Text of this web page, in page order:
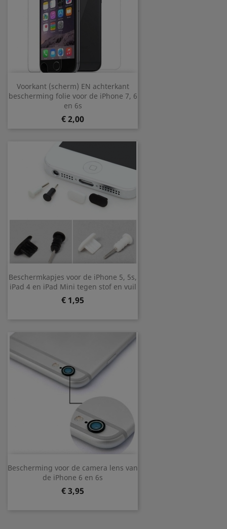
Voorkant (scherm) EN achterkant
bescherming folie voor de iPhone 7, 6
en 6s
Prijs
€ 2,00
Beschermkapjes voor de iPhone 5, 5s,
iPad 4 en iPad Mini tegen stof en vuil
Prijs
€ 1,95
Bescherming voor de camera lens van
de iPhone 6 en 6s
Prijs
€ 3,95